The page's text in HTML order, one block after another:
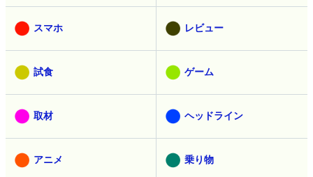
スマホ レビュー
試食 ゲーム
取材 ヘッドライン
アニメ 乗り物